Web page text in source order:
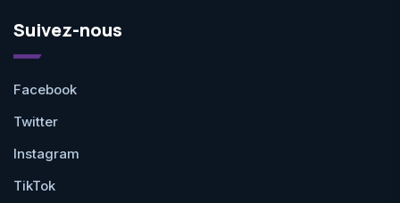
Suivez-nous
Facebook
Twitter
Instagram
TikTok